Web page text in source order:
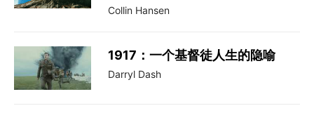
Collin Hansen
1917：一个基督徒人生的隐喻
Darryl Dash